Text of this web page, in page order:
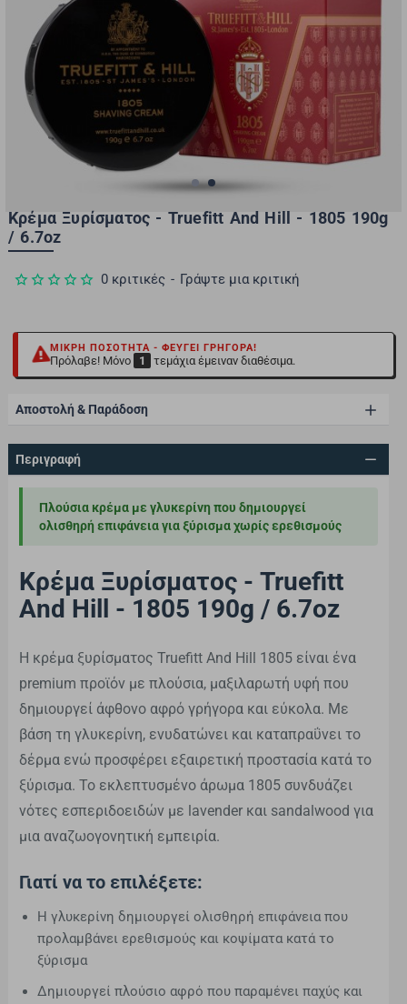
Κρέμα Ξυρίσματος - Truefitt And Hill - 1805 190g
/ 6.7oz
ΜΙΚΡΉ ΠΟΣΌΤΗΤΑ - ΦΕΎΓΕΙ ΓΡΉΓΟΡΑ!
Πρόλαβε! Μόνο 1 τεμάχια έμειναν διαθέσιμα.
Αποστολή & Παράδοση
Περιγραφή
Πλούσια κρέμα με γλυκερίνη που δημιουργεί
ολισθηρή επιφάνεια για ξύρισμα χωρίς ερεθισμούς
Κρέμα Ξυρίσματος - Truefitt
And Hill - 1805 190g / 6.7oz
Η κρέμα ξυρίσματος Truefitt And Hill 1805 είναι ένα
premium προϊόν με πλούσια, μαξιλαρωτή υφή που
δημιουργεί άφθονο αφρό γρήγορα και εύκολα. Με
βάση τη γλυκερίνη, ενυδατώνει και καταπραΰνει το
δέρμα ενώ προσφέρει εξαιρετική προστασία κατά το
ξύρισμα. Το εκλεπτυσμένο άρωμα 1805 συνδυάζει
νότες εσπεριδοειδών με lavender και sandalwood για
μια αναζωογονητική εμπειρία.
Γιατί να το επιλέξετε:
Η γλυκερίνη δημιουργεί ολισθηρή επιφάνεια που
προλαμβάνει ερεθισμούς και κοψίματα κατά το
ξύρισμα
Δημιουργεί πλούσιο αφρό που παραμένει παχύς και
0 κριτικές - Γράψτε μια κριτική